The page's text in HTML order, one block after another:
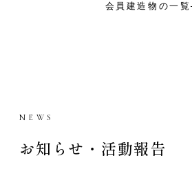
会員建造物の一覧
NEWS
お知らせ・活動報告